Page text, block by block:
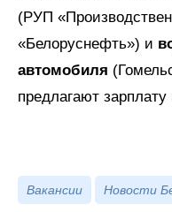
(РУП
«Белоруснефть») и
автомобиля
предлагают
Вакансии Новости